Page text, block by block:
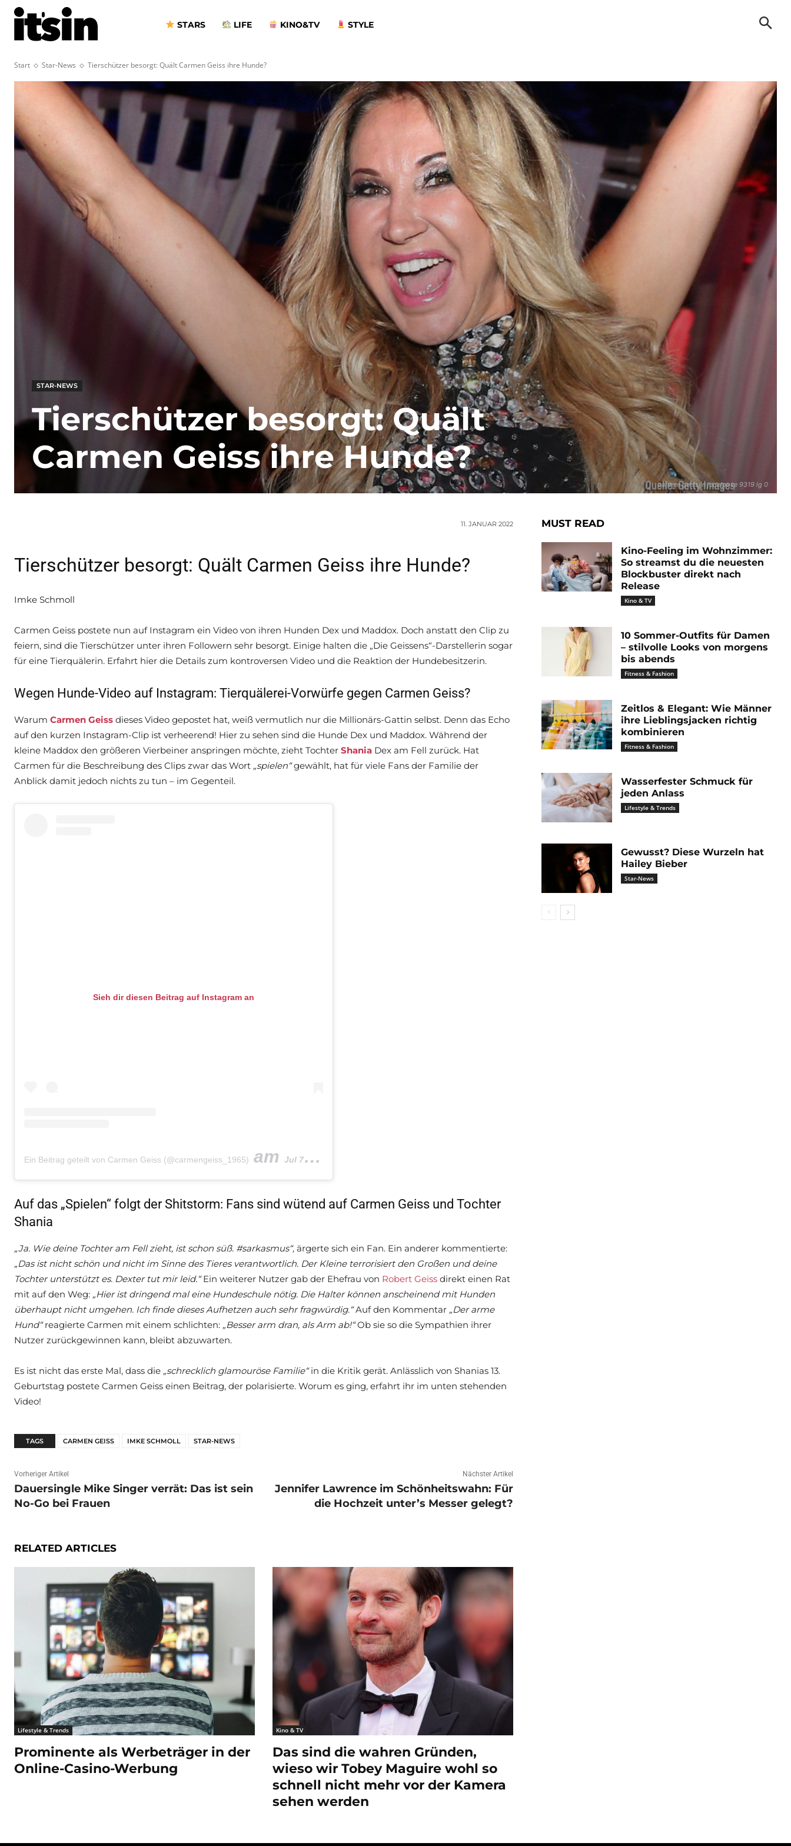
STARS LIFE KINO&TV STYLE
Start Star-News Tierschützer besorgt: Quält Carmen Geiss ihre Hunde?
carmen geiss in jubelpose 9319 lg 0
STAR-NEWS
Tierschützer besorgt: Quält
Carmen Geiss ihre Hunde?
11. JANUAR 2022
Tierschützer besorgt: Quält Carmen Geiss ihre Hunde?
Imke Schmoll
Carmen Geiss postete nun auf Instagram ein Video von ihren Hunden Dex und Maddox. Doch anstatt den Clip zu
feiern, sind die Tierschützer unter ihren Followern sehr besorgt. Einige halten die „Die Geissens“-Darstellerin sogar
für eine Tierquälerin. Erfahrt hier die Details zum kontroversen Video und die Reaktion der Hundebesitzerin.
Wegen Hunde-Video auf Instagram: Tierquälerei-Vorwürfe gegen Carmen Geiss?
Warum Carmen Geiss dieses Video gepostet hat, weiß vermutlich nur die Millionärs-Gattin selbst. Denn das Echo
auf den kurzen Instagram-Clip ist verheerend! Hier zu sehen sind die Hunde Dex und Maddox. Während der
kleine Maddox den größeren Vierbeiner anspringen möchte, zieht Tochter Shania Dex am Fell zurück. Hat
Carmen für die Beschreibung des Clips zwar das Wort „spielen“gewählt, hat für viele Fans der Familie der
Anblick damit jedoch nichts zu tun – im Gegenteil.
Sieh dir diesen Beitrag auf Instagram an
Ein Beitrag geteilt von Carmen Geiss (@carmengeiss_1965) am Jul 7, 2019 um 11:06 PDT
Auf das „Spielen“ folgt der Shitstorm: Fans sind wütend auf Carmen Geiss und Tochter
Shania
„Ja. Wie deine Tochter am Fell zieht, ist schon süß. #sarkasmus“, ärgerte sich ein Fan. Ein anderer kommentierte:
„Das ist nicht schön und nicht im Sinne des Tieres verantwortlich. Der Kleine terrorisiert den Großen und deine
Tochter unterstützt es. Dexter tut mir leid.“Ein weiterer Nutzer gab der Ehefrau von Robert Geiss direkt einen Rat
mit auf den Weg: „Hier ist dringend mal eine Hundeschule nötig. Die Halter können anscheinend mit Hunden
überhaupt nicht umgehen. Ich finde dieses Aufhetzen auch sehr fragwürdig.“Auf den Kommentar „Der arme
Hund“reagierte Carmen mit einem schlichten: „Besser arm dran, als Arm ab!“Ob sie so die Sympathien ihrer
Nutzer zurückgewinnen kann, bleibt abzuwarten.
Es ist nicht das erste Mal, dass die „schrecklich glamouröse Familie“in die Kritik gerät. Anlässlich von Shanias 13.
Geburtstag postete Carmen Geiss einen Beitrag, der polarisierte. Worum es ging, erfahrt ihr im unten stehenden
Video!
TAGS CARMEN GEISS IMKE SCHMOLL STAR-NEWS
Vorheriger Artikel
Dauersingle Mike Singer verrät: Das ist sein
No-Go bei Frauen
Nächster Artikel
Jennifer Lawrence im Schönheitswahn: Für
die Hochzeit unter’s Messer gelegt?
RELATED ARTICLES
Lifestyle & Trends
Prominente als Werbeträger in der
Online-Casino-Werbung
Kino & TV
Das sind die wahren Gründen,
wieso wir Tobey Maguire wohl so
schnell nicht mehr vor der Kamera
sehen werden
MUST READ
Kino-Feeling im Wohnzimmer:
So streamst du die neuesten
Blockbuster direkt nach
Release
Kino & TV
10 Sommer-Outfits für Damen
– stilvolle Looks von morgens
bis abends
Fitness & Fashion
Zeitlos & Elegant: Wie Männer
ihre Lieblingsjacken richtig
kombinieren
Fitness & Fashion
Wasserfester Schmuck für
jeden Anlass
Lifestyle & Trends
Gewusst? Diese Wurzeln hat
Hailey Bieber
Star-News